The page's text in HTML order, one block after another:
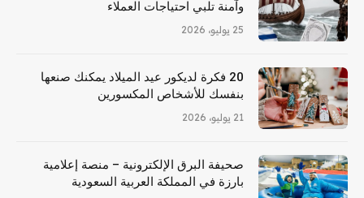
وآمنة تلبي احتياجات العملاء
25 يوليو، 2026
20 فكرة لديكور عيد الميلاد يمكنك صنعها
بنفسك للأشخاص المكسورين
21 يوليو، 2026
صحيفة البرق الإلكترونية – منصة إعلامية
بارزة في المملكة العربية السعودية